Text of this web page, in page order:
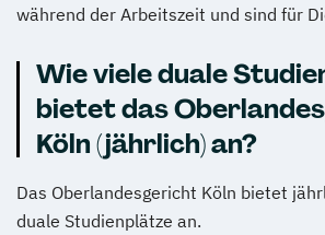
während der Arbeitszeit und sind für
Wie viele duale
bietet das
Köln (jährlich) an?
Das Oberlandesgericht Köln bietet
duale Studienplätze an.